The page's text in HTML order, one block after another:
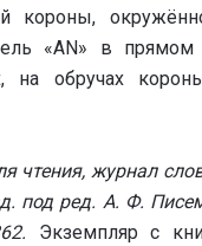
короны,
«AN» в
на обручах
чтения, журнал
под ред. А. Ф.
Экземпляр с